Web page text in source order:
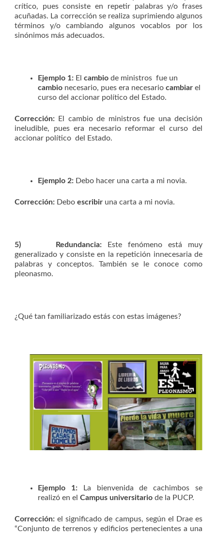
crítico, pues consiste en repetir palabras y/o frases
acuñadas. La corrección se realiza suprimiendo algunos
términos y/o cambiando algunos vocablos por los
sinónimos más adecuados.
Ejemplo 1: El cambio de ministros fue un
cambio necesario, pues era necesario cambiar el
curso del accionar político del Estado.
Corrección:
El cambio de ministros fue una decisión
ineludible, pues era necesario reformar el curso del
accionar político del Estado.
Ejemplo 2: Debo hacer una carta a mi novia.
Corrección: Debo escribir una carta a mi novia.
5) Redundancia: Este fenómeno está muy
generalizado y consiste en la repetición innecesaria de
palabras y conceptos. También se le conoce como
pleonasmo.
¿Qué tan familiarizado estás con estas imágenes?
Ejemplo 1:
La bienvenida de cachimbos se
realizó en el Campus universitario de la PUCP.
Corrección: el significado de campus, según el Drae es
“Conjunto de terrenos y edificios pertenecientes a una